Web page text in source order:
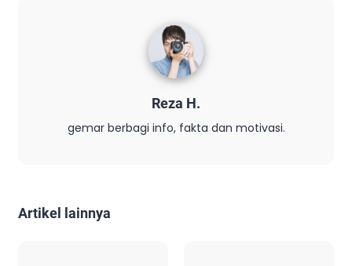
Reza H.
gemar berbagi info, fakta dan motivasi.
Artikel lainnya